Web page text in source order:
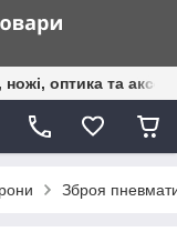
оптика та
Зброя